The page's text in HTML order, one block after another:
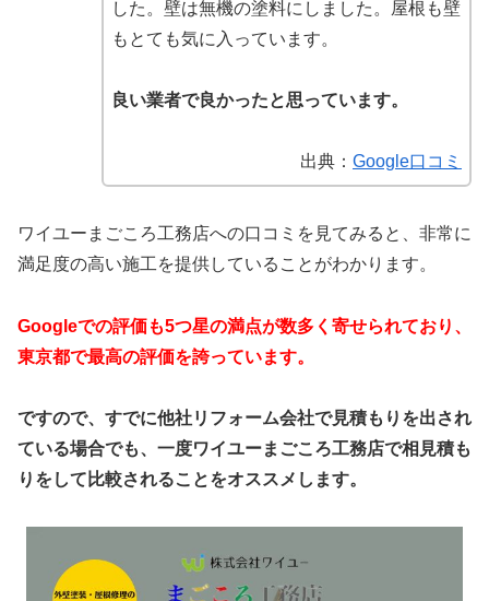
した。壁は無機の塗料にしました。屋根も壁
もとても気に入っています。
良い業者で良かったと思っています。
出典： Google口コミ
ワイユーまごころ工務店への口コミを見てみると、非常に
満足度の高い施工を提供していることがわかります。
Googleでの評価も5つ星の満点が数多く寄せられており、
東京都で最高の評価を誇っています。
ですので、すでに他社リフォーム会社で見積もりを出され
ている場合でも、一度ワイユーまごころ工務店で相見積も
りをして比較されることをオススメします。